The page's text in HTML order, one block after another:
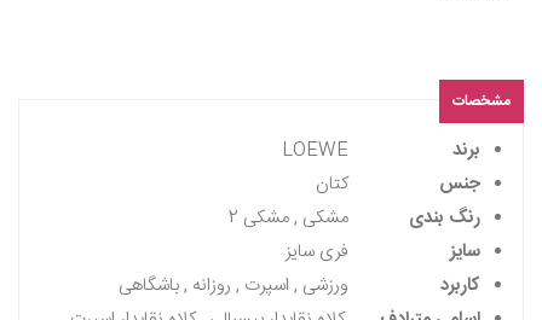
مشخصات
برند
جنس
کتان
رنگ بندی
مشکی , مشکی 2
سایز
فری سایز
کاربرد
ورزشی , اسپرت , روزانه , باشگاهی